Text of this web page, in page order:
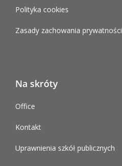
Polityka cookies
Zasady zachowania prywatności
Na skróty
Office
Kontakt
Uprawnienia szkół publicznych